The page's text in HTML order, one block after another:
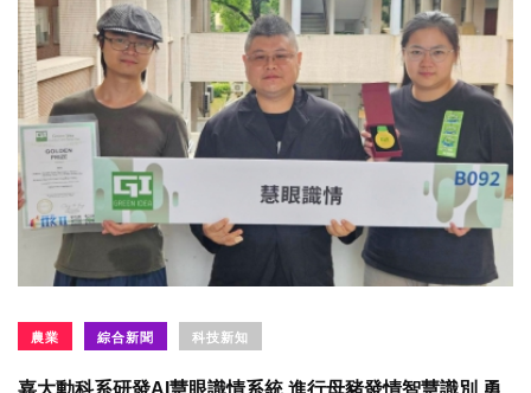
農業 綜合新聞 科技新知